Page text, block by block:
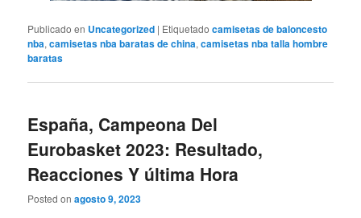
Publicado en Uncategorized | Etiquetado camisetas de baloncesto
nba,camisetas nba baratas de china,camisetas nba talla hombre
baratas
España, Campeona Del
Eurobasket 2023: Resultado,
Reacciones Y última Hora
Posted onagosto 9, 2023